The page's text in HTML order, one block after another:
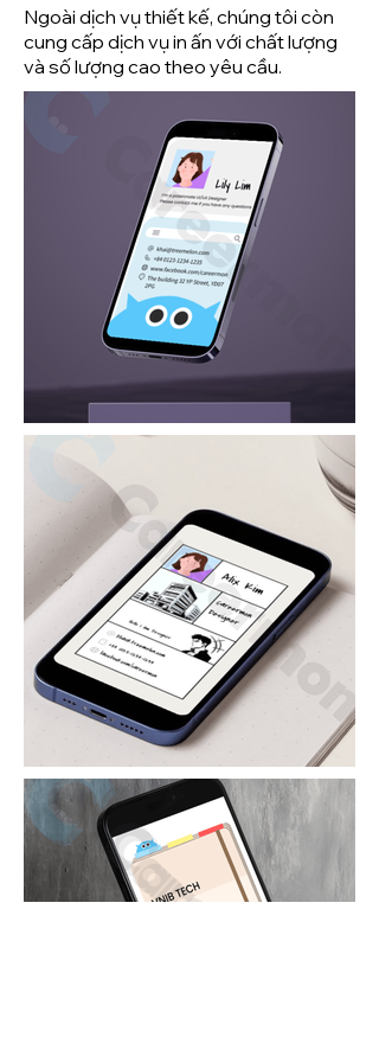
Ngoài dịch vụ thiết kế, chúng tôi còn
cung cấp dịch vụ in ấn với chất lượng
và số lượng cao theo yêu cầu.